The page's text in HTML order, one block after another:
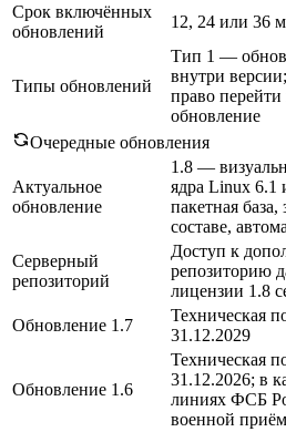
Срок включённых
обновлений
12, 24 или 36
Типы обновлений
Тип 1 —
внутри
право
обновление
Очередные обновления
Актуальное
обновление
1.8 —
ядра Linux 6.1
пакетная
составе,
Серверный
репозиторий
Доступ к
репозиторию
лицензии 1.8
Обновление 1.7
Техническая
31.12.2029
Обновление 1.6
Техническая
31.12.2026; в
линиях ФСБ
военной